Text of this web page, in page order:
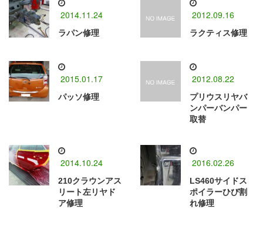
2014.11.24
ラパン修理
2012.09.16
ラクティス修理
2015.01.17
パッソ修理
2012.08.22
プリウスリヤバ
ンパーバンパー
取替
2014.10.24
210クラウンアス
リート左リヤド
ア修理
2016.02.26
LS460サイドス
ポイラーひび割
れ修理